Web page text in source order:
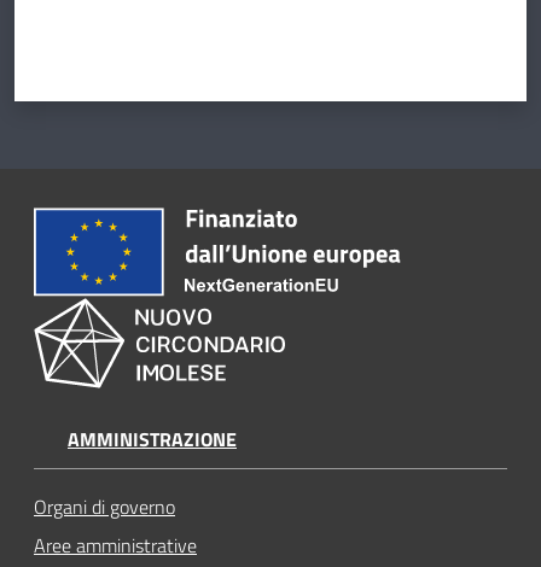
AMMINISTRAZIONE
Organi di governo
Aree amministrative